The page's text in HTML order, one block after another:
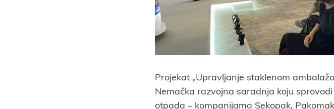
Projekat „Upravljanje staklenom
Nemačka razvojna saradnja koju
otpada – kompanijama Sekopak,